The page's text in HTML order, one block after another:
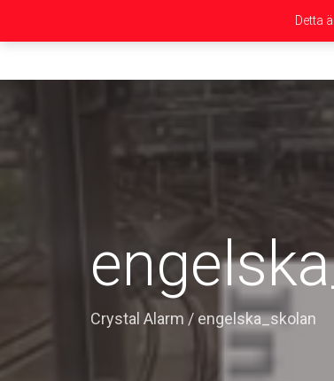
Crystal Alarm / engelska_skolan
Detta